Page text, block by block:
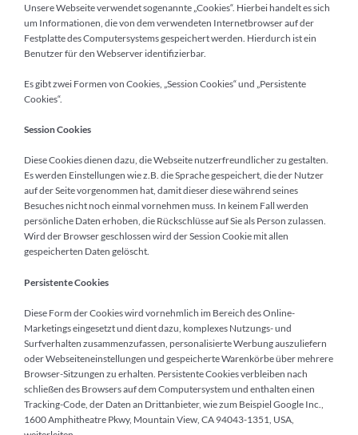
Unsere Webseite verwendet sogenannte „Cookies“. Hierbei handelt es sich
um Informationen, die von dem verwendeten Internetbrowser auf der
Festplatte des Computersystems gespeichert werden. Hierdurch ist ein
Benutzer für den Webserver identifizierbar.
Es gibt zwei Formen von Cookies, „Session Cookies“ und „Persistente
Cookies“.
Session Cookies
Diese Cookies dienen dazu, die Webseite nutzerfreundlicher zu gestalten.
Es werden Einstellungen wie z.B. die Sprache gespeichert, die der Nutzer
auf der Seite vorgenommen hat, damit dieser diese während seines
Besuches nicht noch einmal vornehmen muss. In keinem Fall werden
persönliche Daten erhoben, die Rückschlüsse auf Sie als Person zulassen.
Wird der Browser geschlossen wird der Session Cookie mit allen
gespeicherten Daten gelöscht.
Persistente Cookies
Diese Form der Cookies wird vornehmlich im Bereich des Online-
Marketings eingesetzt und dient dazu, komplexes Nutzungs- und
Surfverhalten zusammenzufassen, personalisierte Werbung auszuliefern
oder Webseiteneinstellungen und gespeicherte Warenkörbe über mehrere
Browser-Sitzungen zu erhalten. Persistente Cookies verbleiben nach
schließen des Browsers auf dem Computersystem und enthalten einen
Tracking-Code, der Daten an Drittanbieter, wie zum Beispiel Google Inc.,
1600 Amphitheatre Pkwy, Mountain View, CA 94043-1351, USA,